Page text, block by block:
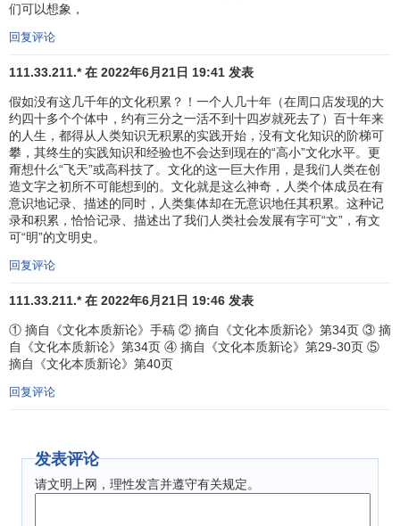
们可以想象，
回复评论
111.33.211.* 在 2022年6月21日 19:41 发表
假如没有这几千年的文化积累？！一个人几十年（在周口店发现的大
约四十多个个体中，约有三分之一活不到十四岁就死去了）百十年来
的人生，都得从人类知识无积累的实践开始，没有文化知识的阶梯可
攀，其终生的实践知识和经验也不会达到现在的“高小”文化水平。更
甭想什么“飞天”或高科技了。文化的这一巨大作用，是我们人类在创
造文字之初所不可能想到的。文化就是这么神奇，人类个体成员在有
意识地记录、描述的同时，人类集体却在无意识地任其积累。这种记
录和积累，恰恰记录、描述出了我们人类社会发展有字可“文”，有文
可“明”的文明史。
回复评论
111.33.211.* 在 2022年6月21日 19:46 发表
① 摘自《文化本质新论》手稿 ② 摘自《文化本质新论》第34页 ③ 摘
自《文化本质新论》第34页 ④ 摘自《文化本质新论》第29-30页 ⑤
摘自《文化本质新论》第40页
回复评论
发表评论
请文明上网，理性发言并遵守有关规定。